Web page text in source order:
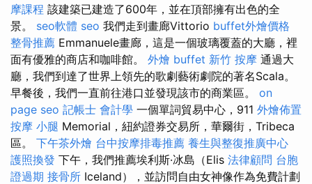
摩課程 該建築已建造了600年，並在頂部擁有出色的全
景。 seo軟體 seo 我們走到畫廊Vittorio buffet外燴價格
整骨推薦 Emmanuele畫廊，這是一個玻璃覆蓋的大廳，裡
面有優雅的商店和咖啡館。 外燴 buffet 新竹 按摩 通過大
廳，我們到達了世界上領先的歌劇藝術劇院的著名Scala。
早餐後，我們一直前往港口並發現該市的商業區。 on
page seo 記帳士 會計學 一個單詞貿易中心，911 外燴佈置
按摩 小腿 Memorial，紐約證券交易所，華爾街，Tribeca
區。 下午茶外燴 台中按摩排毒推薦 養生與整復推廣中心
護照換發 下午，我們推薦埃利斯·冰島（Elis 法律顧問 台胞
證過期 接骨所 Iceland），並訪問自由女神像作為免費計劃